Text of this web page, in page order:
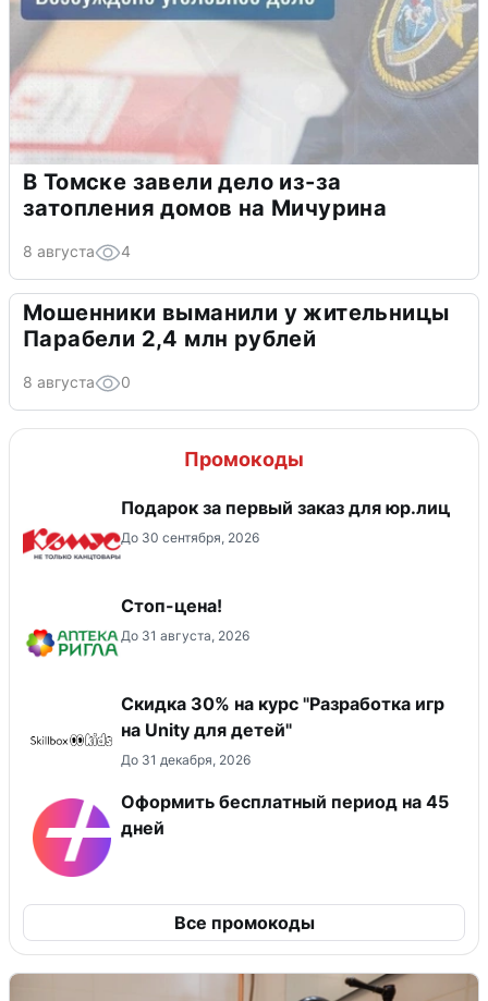
В Томске завели дело из-за
затопления домов на Мичурина
8 августа 4
Мошенники выманили у жительницы
Парабели 2,4 млн рублей
8 августа 0
Промокоды
Подарок за первый заказ для юр.лиц
До 30 сентября, 2026
Стоп-цена!
До 31 августа, 2026
Скидка 30% на курс "Разработка игр
на Unity для детей"
До 31 декабря, 2026
Оформить бесплатный период на 45
дней
Все промокоды